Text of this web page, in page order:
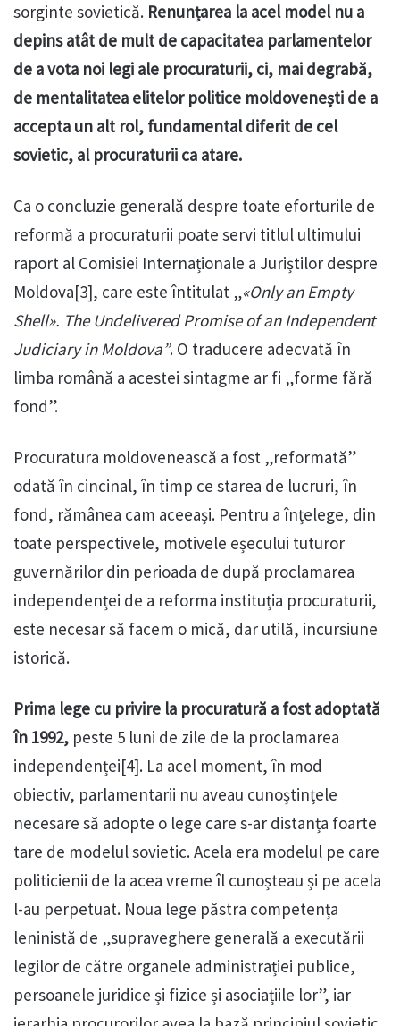
sorginte sovietică. Renunțarea la acel model nu a
depins atât de mult de capacitatea parlamentelor
de a vota noi legi ale procuraturii, ci, mai degrabă,
de mentalitatea elitelor politice moldovenești de a
accepta un alt rol, fundamental diferit de cel
sovietic, al procuraturii ca atare.
Ca o concluzie generală despre toate eforturile de
reformă a procuraturii poate servi titlul ultimului
raport al Comisiei Internaționale a Juriștilor despre
Moldova[3], care este întitulat „«Only an Empty
Shell». The Undelivered Promise of an Independent
Judiciary in Moldova”. O traducere adecvată în
limba română a acestei sintagme ar fi „forme fără
fond”.
Procuratura moldovenească a fost „reformată”
odată în cincinal, în timp ce starea de lucruri, în
fond, rămânea cam aceeași. Pentru a înțelege, din
toate perspectivele, motivele eșecului tuturor
guvernărilor din perioada de după proclamarea
independenței de a reforma instituția procuraturii,
este necesar să facem o mică, dar utilă, incursiune
istorică.
Prima lege cu privire la procuratură a fost adoptată
în 1992, peste 5 luni de zile de la proclamarea
independenței[4]. La acel moment, în mod
obiectiv, parlamentarii nu aveau cunoștințele
necesare să adopte o lege care s-ar distanța foarte
tare de modelul sovietic. Acela era modelul pe care
politicienii de la acea vreme îl cunoșteau și pe acela
l-au perpetuat. Noua lege păstra competența
leninistă de „supraveghere generală a executării
legilor de către organele administrației publice,
persoanele juridice și fizice și asociațiile lor”, iar